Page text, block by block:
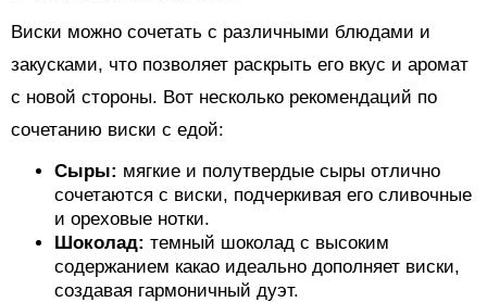
Виски можно сочетать с различными блюдами и
закусками, что позволяет раскрыть его вкус и аромат
с новой стороны. Вот несколько рекомендаций по
сочетанию виски с едой:
Сыры: мягкие и полутвердые сыры отлично
сочетаются с виски, подчеркивая его сливочные
и ореховые нотки.
Шоколад: темный шоколад с высоким
содержанием какао идеально дополняет виски,
создавая гармоничный дуэт.